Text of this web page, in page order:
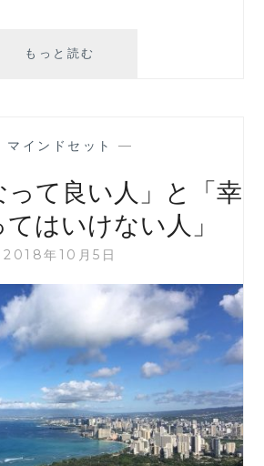
もっと読む
を
し
た
い！
と
じ
と
を
繰
り
返
す
人
マインドセット —
って良い人」と「幸
はいけない人」
2018年10月5日